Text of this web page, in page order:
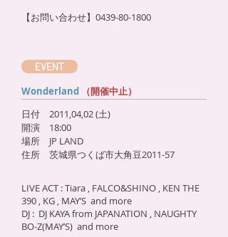
【お問い合わせ】0439-80-1800
EVENT
Wonderland
（開催中止）
日付 2011,04,02 (土)
開演 18:00
場所 JP LAND
住所 茨城県つくば市大角豆2011-57
LIVE ACT : Tiara , FALCO&SHINO , KEN THE
390 , KG , MAY’S and more
DJ : DJ KAYA from JAPANATION , NAUGHTY
BO-Z(MAY’S) and more